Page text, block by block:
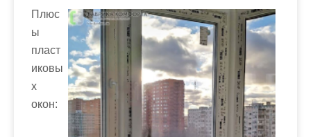
Плюс
ы
пласт
иковы
х
окон: